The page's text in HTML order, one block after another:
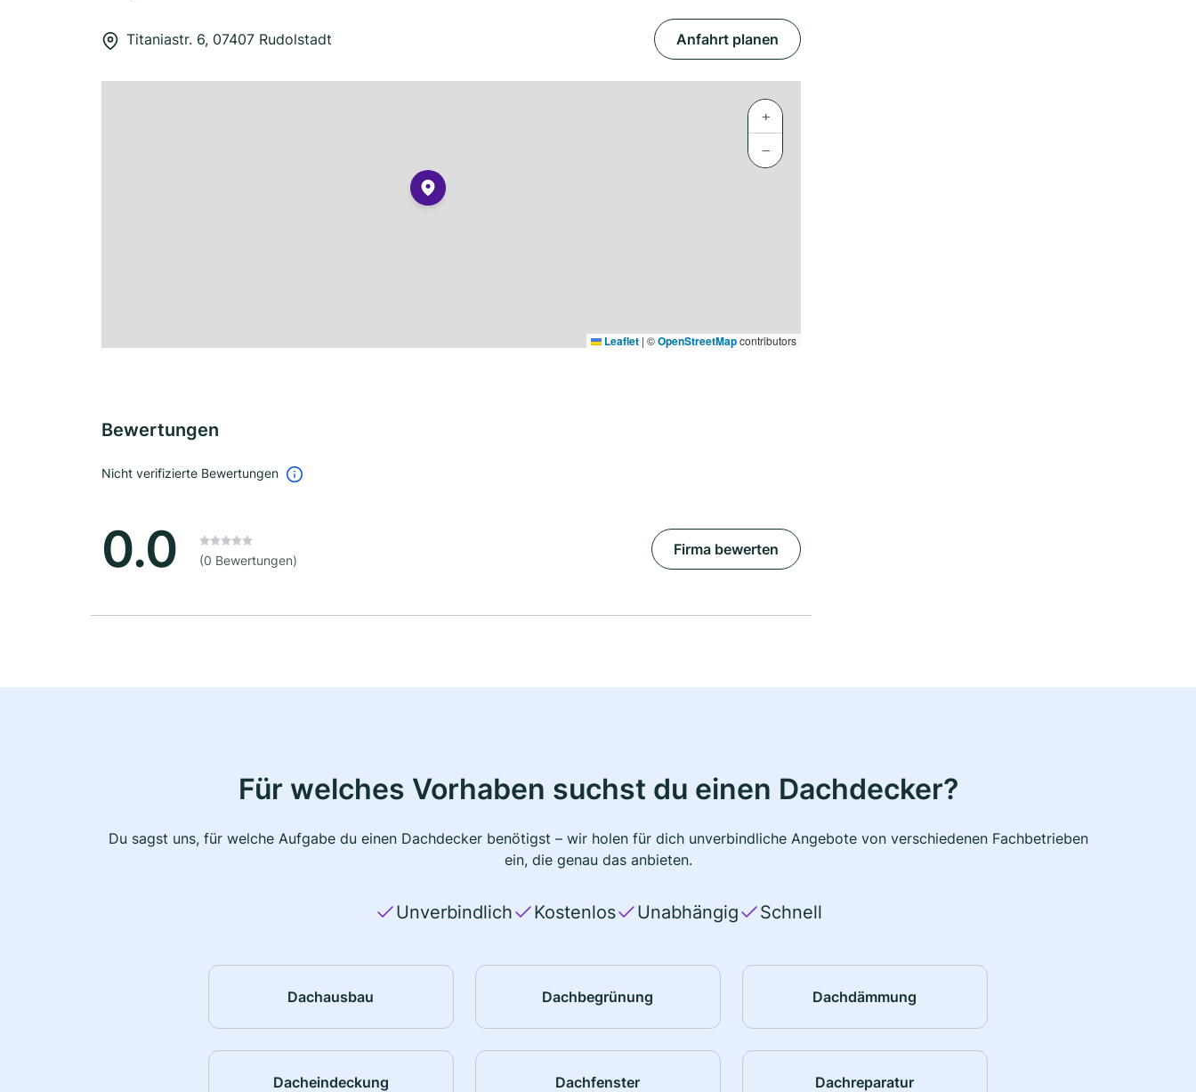
Titaniastr. 6, 07407 Rudolstadt Anfahrt planen
+
−
Leaflet | ©OpenStreetMapcontributors
Bewertungen
Nicht verifizierte Bewertungen
0.0 (0 Bewertungen)
Firma bewerten
Für welches Vorhaben suchst du einen Dachdecker?
Du sagst uns, für welche Aufgabe du einen Dachdecker benötigst – wir holen für dich unverbindliche Angebote von verschiedenen Fachbetrieben
ein, die genau das anbieten.
Unverbindlich Kostenlos Unabhängig Schnell
Dachausbau Dachbegrünung Dachdämmung
Dacheindeckung Dachfenster Dachreparatur